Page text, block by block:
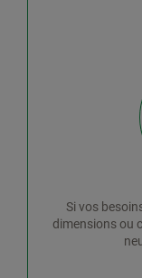
Si vos
dimensions ou